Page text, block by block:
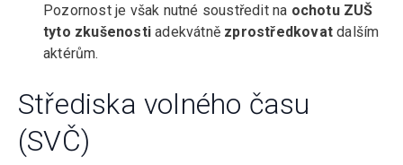
Pozornost je však nutné soustředit na ochotu ZUŠ
tyto zkušenostiadekvátně zprostředkovatdalším
aktérům.
Střediska volného času
(SVČ)